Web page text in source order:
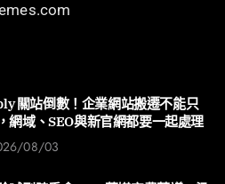
關站倒數！企業網站搬遷不能只
網域、SEO與新官網都要一起處理
08/03